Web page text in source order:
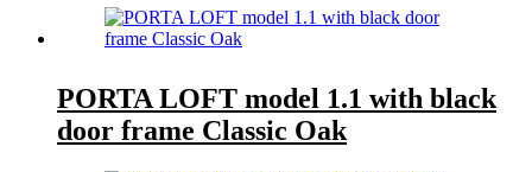
PORTA LOFT model 1.1 with black
door frame Classic Oak